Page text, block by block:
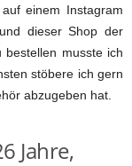
einem Instagram
dieser Shop der
musste ich
stöbere ich gern
abzugeben hat.
Jahre,